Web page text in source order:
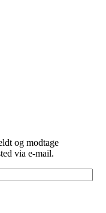
og modtage
via e-mail.